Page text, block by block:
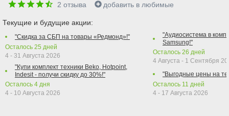
2 отзыва добавить в любимые
Текущие и будущие акции:
"Скидка за СБП на товары «Редмонд»!"
Осталось 25 дней
4 - 31 Августа 2026
"Купи комплект техники Beko, Hotpoint,
Indesit - получи скидку до 30%!"
Осталось 4 дня
4 - 10 Августа 2026
"Аудиосистема в
Samsung!"
Осталось 26 дней
4 Августа - 1 Сентября
"Выгодные цены на
Осталось 11 дней
4 - 17 Августа 2026